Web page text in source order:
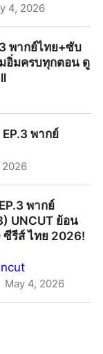
4, 2026
ซีรีส์ ไทย 2026
พากย์ไทย+ซับ
อิ่มครบทุกตอน ดู
นไลน์! - 002 Ball
พากย์
2026
พากย์
UNCUT ย้อน
ซีรีส์ ไทย 2026!
May 4, 2026
ทุกตอน HD ซีรีส์